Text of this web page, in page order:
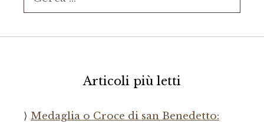
per:
Articoli più letti
Medaglia o Croce di san Benedetto: